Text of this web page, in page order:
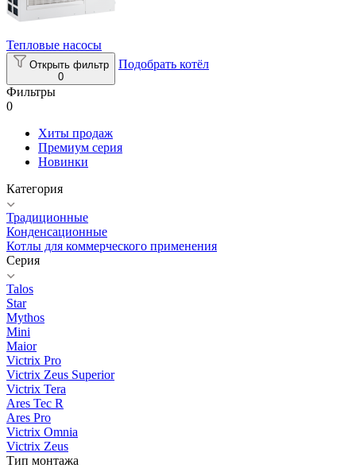
Тепловые насосы
Открыть фильтр
0
Подобрать котёл
Фильтры
0
Хиты продаж
Премиум серия
Новинки
Категория
Традиционные
Конденсационные
Котлы для коммерческого применения
Серия
Talos
Star
Mythos
Mini
Maior
Victrix Pro
Victrix Zeus Superior
Victrix Tera
Ares Tec R
Ares Pro
Victrix Omnia
Victrix Zeus
Тип монтажа